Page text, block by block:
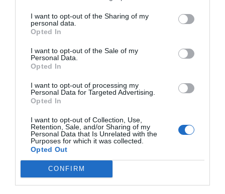
I want to opt-out of the Sharing of my
personal data.
Opted In
I want to opt-out of the Sale of my
Personal Data.
Opted In
I want to opt-out of processing my
Personal Data for Targeted Advertising.
Opted In
I want to opt-out of Collection, Use,
Retention, Sale, and/or Sharing of my
Personal Data that Is Unrelated with the
Purposes for which it was collected.
Opted Out
CONFIRM